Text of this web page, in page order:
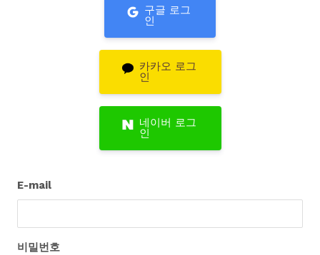
구글 로그
인
카카오 로그
인
네이버 로그
인
E-mail
비밀번호